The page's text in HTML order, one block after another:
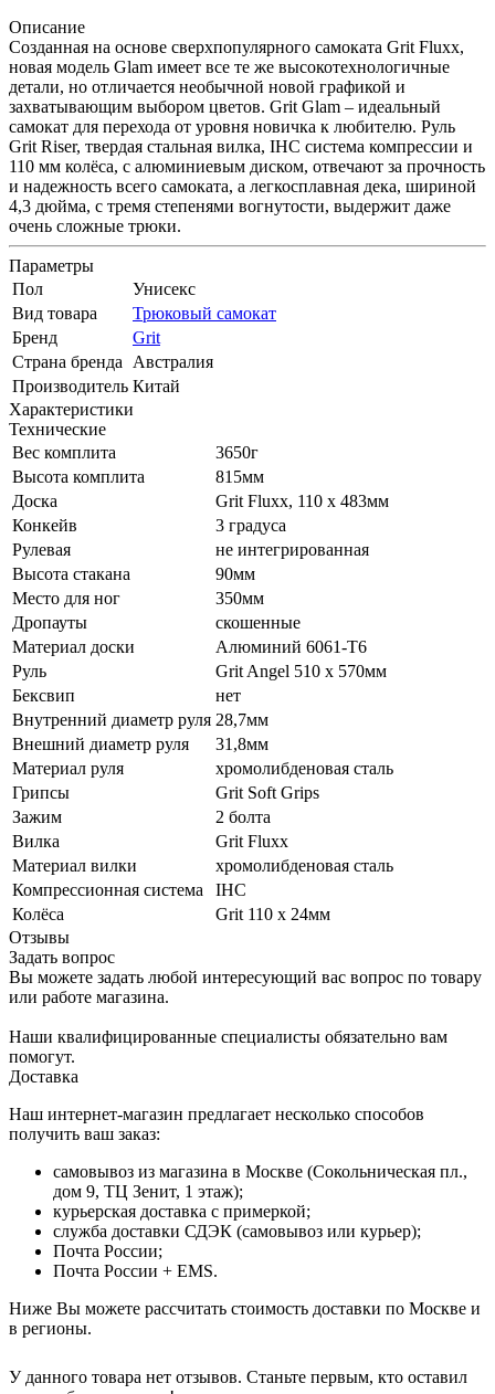
Описание
Созданная на основе сверхпопулярного самоката Grit Fluxx,
новая модель Glam имеет все те же высокотехнологичные
детали, но отличается необычной новой графикой и
захватывающим выбором цветов. Grit Glam – идеальный
самокат для перехода от уровня новичка к любителю. Руль
Grit Riser, твердая стальная вилка, IHC система компрессии и
110 мм колёса, с алюминиевым диском, отвечают за прочность
и надежность всего самоката, а легкосплавная дека, шириной
4,3 дюйма, с тремя степенями вогнутости, выдержит даже
очень сложные трюки.
Параметры
Пол
Унисекс
Вид товара
Трюковый самокат
Бренд
Grit
Страна бренда
Австралия
Производитель Китай
Характеристики
Технические
Вес комплита
3650г
Высота комплита
815мм
Доска
Grit Fluxx, 110 х 483мм
Конкейв
3 градуса
Рулевая
не интегрированная
Высота стакана
90мм
Место для ног
350мм
Дропауты
скошенные
Материал доски
Алюминий 6061-Т6
Руль
Grit Angel 510 х 570мм
Бексвип
нет
Внутренний диаметр руля 28,7мм
Внешний диаметр руля
31,8мм
Материал руля
хромолибденовая сталь
Грипсы
Grit Soft Grips
Зажим
2 болта
Вилка
Grit Fluxx
Материал вилки
хромолибденовая сталь
Компрессионная система
IHC
Колёса
Grit 110 х 24мм
Отзывы
Задать вопрос
Вы можете задать любой интересующий вас вопрос по товару
или работе магазина.
Наши квалифицированные специалисты обязательно вам
помогут.
Доставка
Наш интернет-магазин предлагает несколько способов
получить ваш заказ:
самовывоз из магазина в Москве (Сокольническая пл.,
дом 9, ТЦ Зенит, 1 этаж);
курьерская доставка с примеркой;
служба доставки СДЭК (самовывоз или курьер);
Почта России;
Почта России + EMS.
Ниже Вы можете рассчитать стоимость доставки по Москве и
в регионы.
У данного товара нет отзывов. Станьте первым, кто оставил